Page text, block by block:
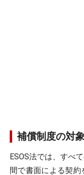
補償制度の対
ESOS法では、すべ
間で書面による契